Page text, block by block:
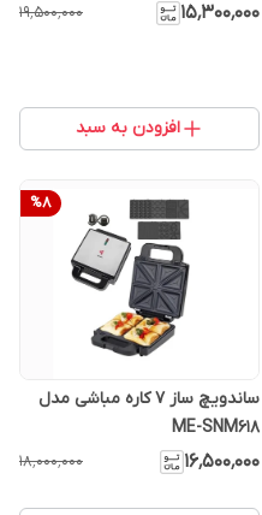
۱۵٬۳۰۰٬۰۰۰ ۱۹٬۵۰۰٬۰۰۰
افزودن به سبد
%8
ساندویچ ساز 7 کاره مباشی مدل
ME-SNM618
۱۶٬۵۰۰٬۰۰۰ ۱۸٬۰۰۰٬۰۰۰